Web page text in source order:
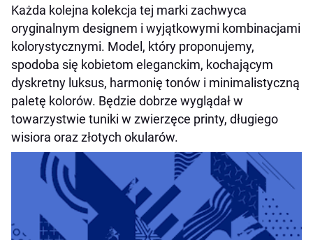
Każda kolejna kolekcja tej marki zachwyca
oryginalnym designem i wyjątkowymi kombinacjami
kolorystycznymi. Model, który proponujemy,
spodoba się kobietom eleganckim, kochającym
dyskretny luksus, harmonię tonów i minimalistyczną
paletę kolorów. Będzie dobrze wyglądał w
towarzystwie tuniki w zwierzęce printy, długiego
wisiora oraz złotych okularów.